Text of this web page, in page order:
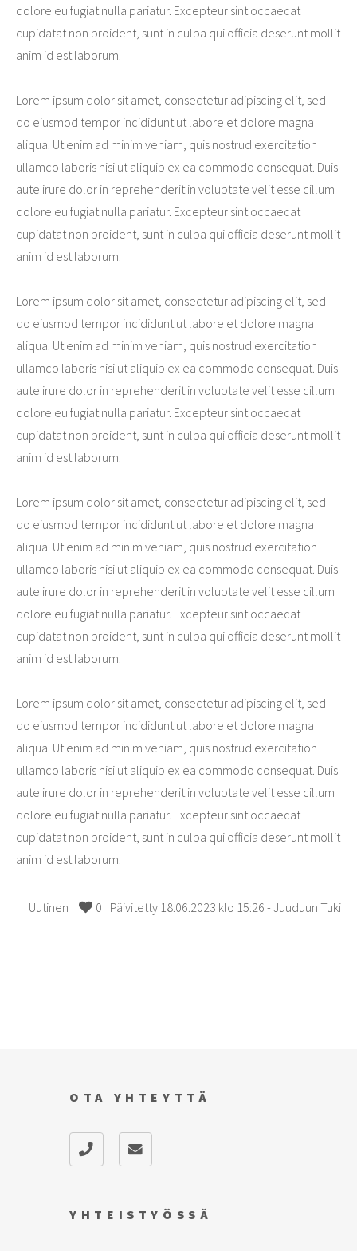
dolore eu fugiat nulla pariatur. Excepteur sint occaecat
cupidatat non proident, sunt in culpa qui officia deserunt mollit
anim id est laborum.
Lorem ipsum dolor sit amet, consectetur adipiscing elit, sed
do eiusmod tempor incididunt ut labore et dolore magna
aliqua. Ut enim ad minim veniam, quis nostrud exercitation
ullamco laboris nisi ut aliquip ex ea commodo consequat. Duis
aute irure dolor in reprehenderit in voluptate velit esse cillum
dolore eu fugiat nulla pariatur. Excepteur sint occaecat
cupidatat non proident, sunt in culpa qui officia deserunt mollit
anim id est laborum.
Lorem ipsum dolor sit amet, consectetur adipiscing elit, sed
do eiusmod tempor incididunt ut labore et dolore magna
aliqua. Ut enim ad minim veniam, quis nostrud exercitation
ullamco laboris nisi ut aliquip ex ea commodo consequat. Duis
aute irure dolor in reprehenderit in voluptate velit esse cillum
dolore eu fugiat nulla pariatur. Excepteur sint occaecat
cupidatat non proident, sunt in culpa qui officia deserunt mollit
anim id est laborum.
Lorem ipsum dolor sit amet, consectetur adipiscing elit, sed
do eiusmod tempor incididunt ut labore et dolore magna
aliqua. Ut enim ad minim veniam, quis nostrud exercitation
ullamco laboris nisi ut aliquip ex ea commodo consequat. Duis
aute irure dolor in reprehenderit in voluptate velit esse cillum
dolore eu fugiat nulla pariatur. Excepteur sint occaecat
cupidatat non proident, sunt in culpa qui officia deserunt mollit
anim id est laborum.
Lorem ipsum dolor sit amet, consectetur adipiscing elit, sed
do eiusmod tempor incididunt ut labore et dolore magna
aliqua. Ut enim ad minim veniam, quis nostrud exercitation
ullamco laboris nisi ut aliquip ex ea commodo consequat. Duis
aute irure dolor in reprehenderit in voluptate velit esse cillum
dolore eu fugiat nulla pariatur. Excepteur sint occaecat
cupidatat non proident, sunt in culpa qui officia deserunt mollit
anim id est laborum.
Uutinen 0 Päivitetty 18.06.2023 klo 15:26 - Juuduun Tuki
YHTEISTYÖSSÄ
OTA YHTEYTTÄ